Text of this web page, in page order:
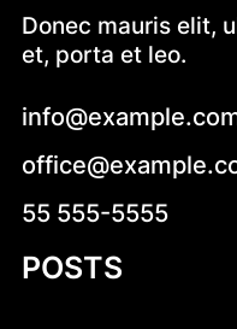
Donec mauris elit,
et, porta et leo.
55 555-5555
POSTS